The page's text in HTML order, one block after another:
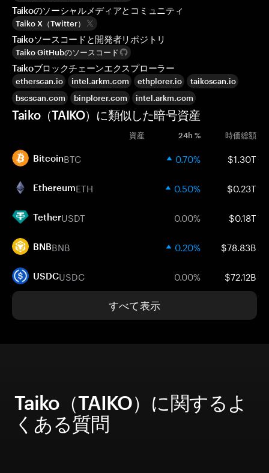
Taikoのソーシャルメディアとコミュニティ
Taiko X（Twitter）
Taikoソースコードと開発者リポジトリ
Taiko GitHubのソースコード
Taikoブロックチェーンエクスプローラー
etherscan.io intel.arkm.com ethplorer.io
taikoscan.io
bscscan.com
binplorer.com intel.arkm.com
Taiko（TAIKO）に類似した暗号資産
資産 24h % 時価総額
BitcoinBTC 0.70% $1.30T
EthereumETH 0.50% $0.23T
TetherUSDT 0.00% $0.18T
BNBBNB 0.20% $78.83B
USDCUSDC 0.00% $72.12B
すべて表示
Taiko（TAIKO）に関するよ
くある質問